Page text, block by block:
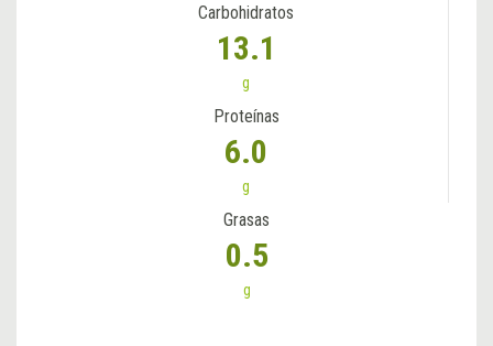
Carbohidratos
13.1
g
Proteínas
6.0
g
Grasas
0.5
g